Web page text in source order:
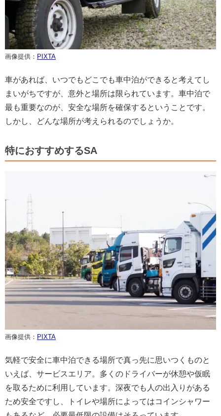
画像提供： PIXTA
車があれば、いつでもどこでも車中泊ができると考えてし
まいがちですが、意外と場所は限られています。車中泊で
最も重要なのが、安全な場所を確保するということです。
しかし、どんな場所が考えられるのでしょうか。
特におすすめするSA
画像提供： PIXTA
気軽で安全に車中泊できる場所で真っ先に思いつくものと
いえば、サービスエリア。多くのドライバーが休憩や仮眠
を取るために利用しています。深夜でも人の出入りがある
ため安全ですし、トイレや場所によってはコインシャワー